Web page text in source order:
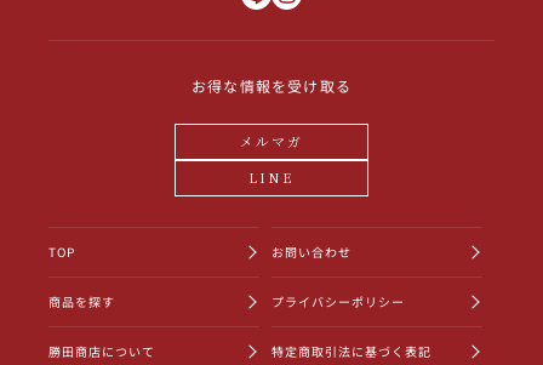
お得な情報を受け取る
メルマガ
LINE
TOP
商品を探す
勝田商店について
お問い合わせ
プライバシーポリシー
特定商取引法に基づく表記